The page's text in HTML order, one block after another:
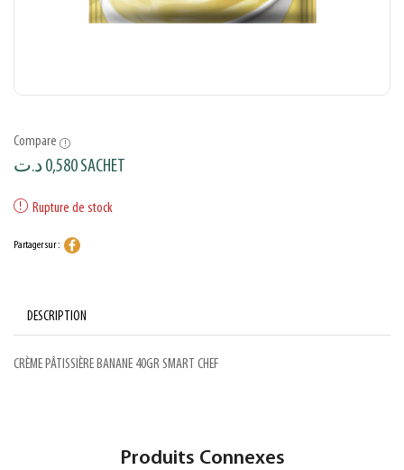
Compare
0,580د.ت SACHET
Rupture de stock
Partager sur :
DESCRIPTION
CRÈME PÂTISSIÈRE BANANE 40GR SMART CHEF
Produits Connexes